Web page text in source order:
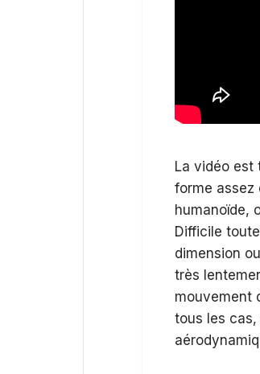
La vidéo est
forme assez
humanoïde,
Difficile
dimension
très
mouvement
tous les